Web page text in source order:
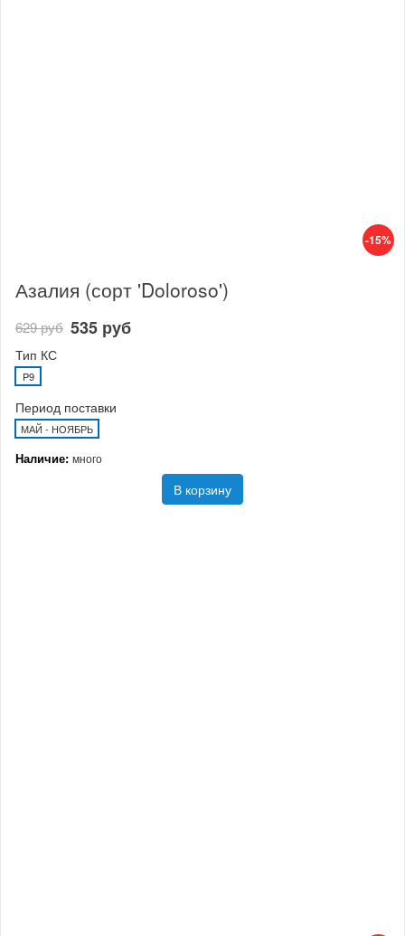
-15%
Азалия (сорт 'Doloroso')
629 руб 535 руб
Тип КС
P9
Период поставки
МАЙ - НОЯБРЬ
Наличие: много
В корзину